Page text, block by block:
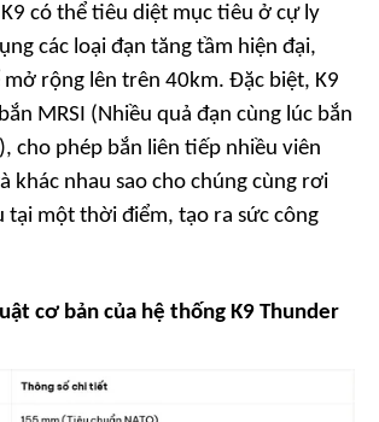
có thể tiêu diệt mục tiêu ở cự ly
các loại đạn tăng tầm hiện đại,
rộng lên trên 40km. Đặc biệt, K9
MRSI (Nhiều quả đạn cùng lúc bắn
cho phép bắn liên tiếp nhiều viên
khác nhau sao cho chúng cùng rơi
tại một thời điểm, tạo ra sức công
cơ bản của hệ thống K9 Thunder